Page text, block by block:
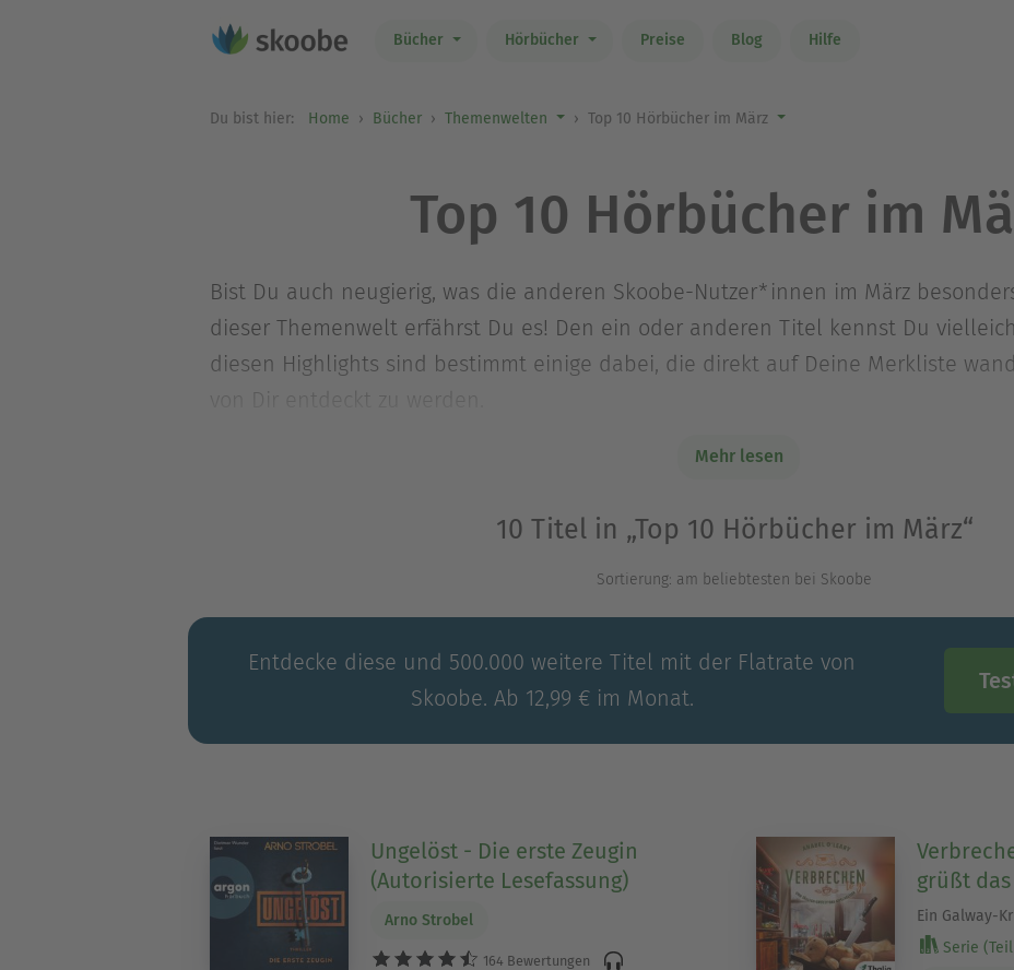
Bücher Hörbücher Preise Blog Hilfe
Du bist hier: Home Bücher Themenwelten Top 10 Hörbücher im März
Top 10 Hörbücher im
Bist Du auch neugierig, was die anderen Skoobe-Nutzer*innen im März
dieser Themenwelt erfährst Du es! Den ein oder anderen Titel kennst Du
diesen Highlights sind bestimmt einige dabei, die direkt auf Deine Merkliste
von Dir entdeckt zu werden.
Mehr lesen
Ausblenden
10 Titel in „Top 10 Hörbücher im März“
Sortierung: am beliebtesten bei Skoobe
Entdecke diese und 500.000 weitere Titel mit der Flatrate von
Skoobe. Ab 12,99 € im Monat.
Ungelöst - Die erste Zeugin
(Autorisierte Lesefassung)
Arno Strobel
164 Bewertungen
grüßt
Ein Galway-
Serie